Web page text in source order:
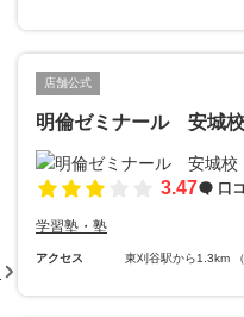
店舗公式
明倫ゼミナール 安城校
3.47 口
学習塾・塾
アクセス 東刈谷駅から1.3km